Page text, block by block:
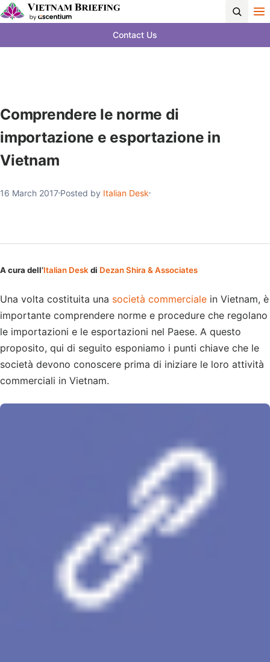
Contact Us
Comprendere le norme di
importazione e esportazione in
Vietnam
16 March 2017 Posted by Italian Desk
A cura dell’Italian Desk di Dezan Shira & Associates
Una volta costituita una società commerciale in Vietnam, è
importante comprendere norme e procedure che regolano
le importazioni e le esportazioni nel Paese. A questo
proposito, qui di seguito esponiamo i punti chiave che le
società devono conoscere prima di iniziare le loro attività
commerciali in Vietnam.